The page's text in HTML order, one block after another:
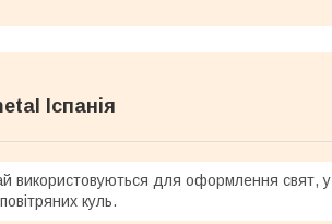
Іспанія
використовуються для оформлення свят, у
куль.